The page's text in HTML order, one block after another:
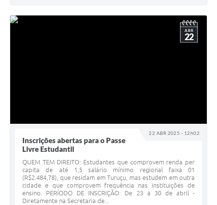
22 ABR 2025 - 12h02
ABR
22
Inscrições abertas para o Passe
Livre Estudantil
QUEM TEM DIREITO: Estudantes que comprovem renda per
capita de até 1,5 salário mínimo regional faixa 01
(R$2.484,78), que residam em Turuçu, mas estudem em outra
cidade e que comprovem frequência nas instituições de
ensino. PERÍODO DE INSCRIÇÃO: De 23 a 30 de abril -
Diretamente na Secretaria de...